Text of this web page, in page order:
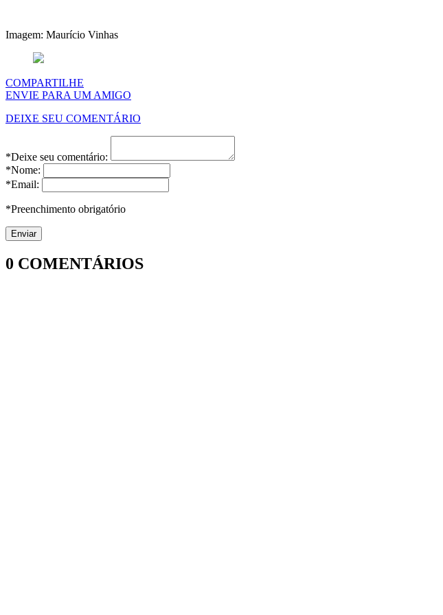
Imagem: Maurício Vinhas
COMPARTILHE
ENVIE PARA UM AMIGO
DEIXE SEU COMENTÁRIO
*Deixe seu comentário:
*Nome:
*Email:
*Preenchimento obrigatório
0 COMENTÁRIOS